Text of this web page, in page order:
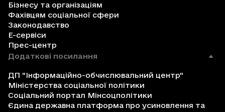
Бізнесу та організаціям
Фахівцям соціальної сфери
Законодавство
Е-сервіси
Прес-центр
Додаткові посилання
ДП "Інформаційно-обчислювальний центр"
Міністерства соціальної політики
Соціальний портал Мінсоцполітики
Єдина державна платформа про усиновлення та